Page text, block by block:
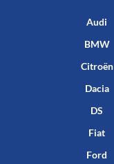
Audi
BMW
Citroën
Dacia
DS
Fiat
Ford